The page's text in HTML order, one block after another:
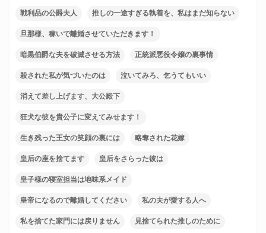
戦利品の公爵夫人 推しの一途すぎる執着を、私はまだ知らない
旦那様、稼いで離婚させていただきます！
暗黒伯爵な夫を破滅させる方法 正統派悪役令嬢の裏事情
殺された私が気づいたのは 泣いてみろ、乞うてもいい
消えて差し上げます、大公殿下
狂犬な彼を貴公子に変えてみせます！
生き残った王女の笑顔の裏には 略奪された花嫁
皇后の座を捨てます 皇后をさらった彼は
皇子様の寝室担当は地味系メイド
皇帝になるので離婚してください 私の夫が愛する人へ
私を捨てた家門には戻りません 見捨てられた推しのために